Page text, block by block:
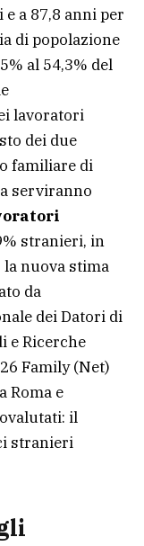
a 87,8 anni per
di popolazione
al 54,3% del
lavoratori
dei due
familiare di
serviranno
stranieri, in
nuova stima
da
dei Datori di
e Ricerche
Family (Net)
Roma e
il
stranieri